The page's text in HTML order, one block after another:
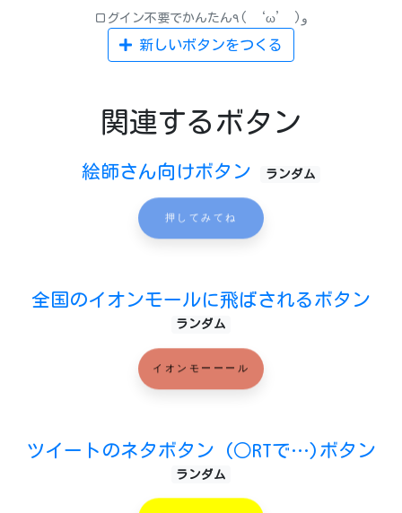
ログイン不要でかんたん٩( ‘ω’ )و
新しいボタンをつくる
関連するボタン
絵師さん向けボタン ランダム
押してみてね
全国のイオンモールに飛ばされるボタン
ランダム
イオンモーーール
ツイートのネタボタン (○RTで…)ボタン
ランダム